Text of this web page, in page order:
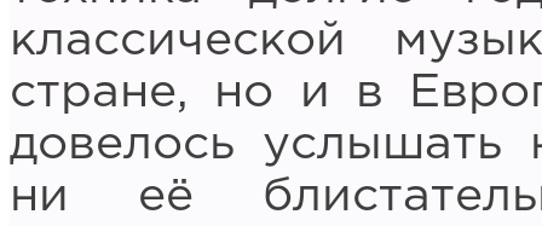
классической
стране, но и в
довелось услышать
ни её